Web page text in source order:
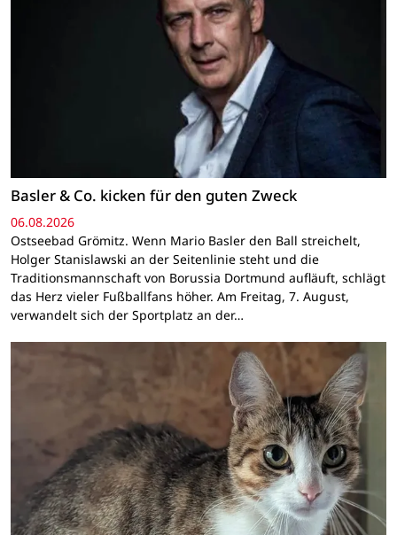
Basler & Co. kicken für den guten Zweck
06.08.2026
Ostseebad Grömitz. Wenn Mario Basler den Ball streichelt,
Holger Stanislawski an der Seitenlinie steht und die
Traditionsmannschaft von Borussia Dortmund aufläuft, schlägt
das Herz vieler Fußballfans höher. Am Freitag, 7. August,
verwandelt sich der Sportplatz an der…